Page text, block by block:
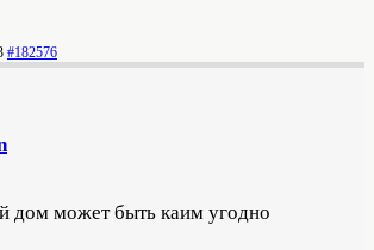
#182576
дом может быть каим угодно